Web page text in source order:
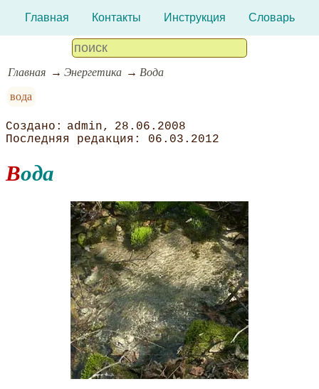
Главная Контакты Инструкция Словарь
Главная Энергетика
Вода
вода
admin
28.06.2008
06.03.2012
Вода